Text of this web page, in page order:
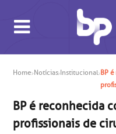
BUSCA
CONSULTAS E EXAMES
ATENDIMENTO 24H
CONHEÇA AS UNIDADES
INSTITUCIONAL
NOSSOS SERVIÇOS
INFORMAÇÕES ÚTEIS
ESPECIALIDADES
Home NotíciasInstitucionalBP
BP é reconhecida
profissionais de